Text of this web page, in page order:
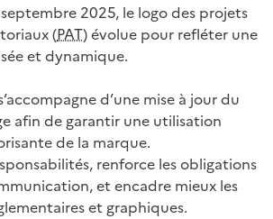
2025, le logo des projets
(PAT) évolue pour refléter une
et dynamique.
d’une mise à jour du
afin de garantir une utilisation
de la marque.
renforce les obligations
et encadre mieux les
et graphiques.